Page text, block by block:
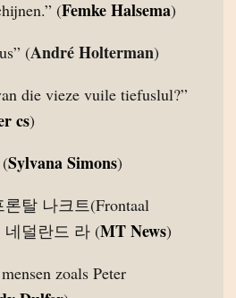
(Femke Halsema)
(André Holterman)
die vieze vuile tiefuslul?”
cs)
Sylvana Simons)
탈 나크트(Frontaal
네덜란드 라 (MT News)
zoals Peter